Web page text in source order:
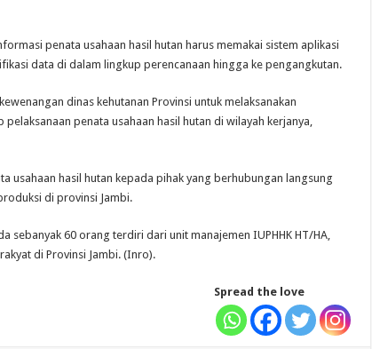
penata usahaan hasil hutan harus memakai sistem aplikasi
data di dalam lingkup perencanaan hingga ke pengangkutan.
dinas kehutanan Provinsi untuk melaksanakan
penata usahaan hasil hutan di wilayah kerjanya,
usahaan hasil hutan kepada pihak yang berhubungan langsung
di provinsi Jambi.
sebanyak 60 orang terdiri dari unit manajemen IUPHHK HT/HA,
di Provinsi Jambi. (Inro).
Spread the love